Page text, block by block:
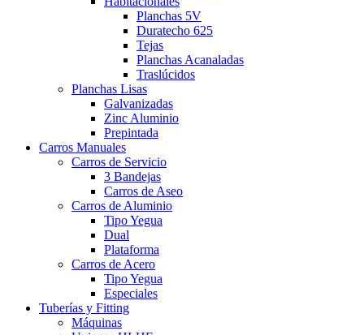
Planchas 5V
Duratecho 625
Tejas
Planchas Acanaladas
Traslúcidos
Planchas Lisas
Galvanizadas
Zinc Aluminio
Prepintada
Carros Manuales
Carros de Servicio
3 Bandejas
Carros de Aseo
Carros de Aluminio
Tipo Yegua
Dual
Plataforma
Carros de Acero
Tipo Yegua
Especiales
Tuberías y Fitting
Máquinas